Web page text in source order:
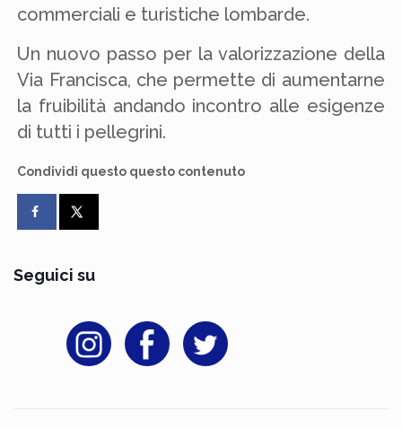
commerciali e turistiche lombarde.
Un nuovo passo per la valorizzazione della
Via Francisca, che permette di aumentarne
la fruibilità andando incontro alle esigenze
di tutti i pellegrini.
Condividi questo questo contenuto
Seguici su